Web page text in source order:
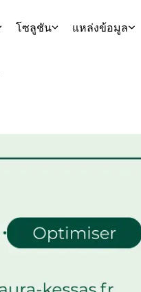
โซลูชัน แหล่งข้อมูล